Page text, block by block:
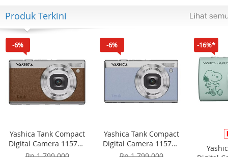
1. Metode Elektro Kimia
2. Sampel Darah Utuh Kapiler
3. Waktu Pengukuran 26 detik
4. Hasil memori 180 tes
5. Daya tahan baterai bisa menghasilkan 1.000 kali
pengecekan
Spesifikasi
1. Tipe Baterai Lithium 3V (CR2032)
Produk Terkini
-6%
Yashica Tank Compact
Digital Camera 115755
- Brown
-6%
Yashica Tank Compact
Digital Camera 115756
- Sky Blue
-16%*